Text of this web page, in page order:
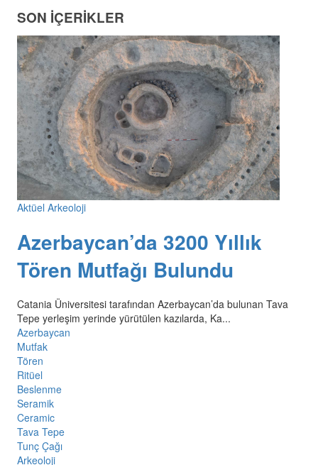
SON İÇERİKLER
Aktüel Arkeoloji
Azerbaycan’da 3200 Yıllık
Tören Mutfağı Bulundu
Catania Üniversitesi tarafından Azerbaycan’da bulunan Tava
Tepe yerleşim yerinde yürütülen kazılarda, Ka...
Azerbaycan
Mutfak
Tören
Ritüel
Beslenme
Seramik
Ceramic
Tava Tepe
Tunç Çağı
Arkeoloji